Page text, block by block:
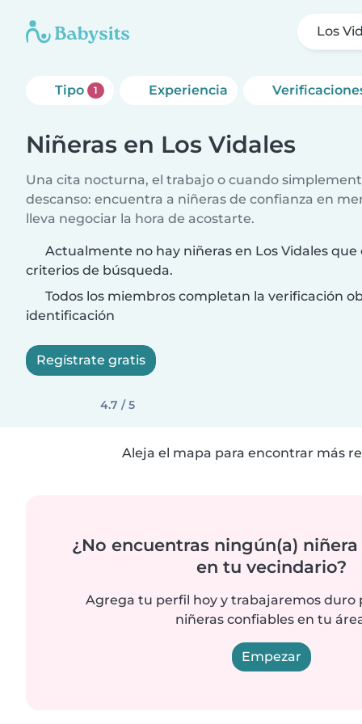
Los
Tipo 1 Experiencia
Niñeras en Los Vidales
Una cita nocturna, el trabajo o cuando
descanso: encuentra a niñeras de confianza en
lleva negociar la hora de acostarte.
Actualmente no hay niñeras en Los Vidales
criterios de búsqueda.
Todos los miembros completan la verificación
identificación
Regístrate gratis
4.7 / 5
Aleja el mapa para encontrar más
¿No encuentras ningún(a)
en tu vecindario?
Agrega tu perfil hoy y trabajaremos duro
niñeras confiables en tu
Empezar